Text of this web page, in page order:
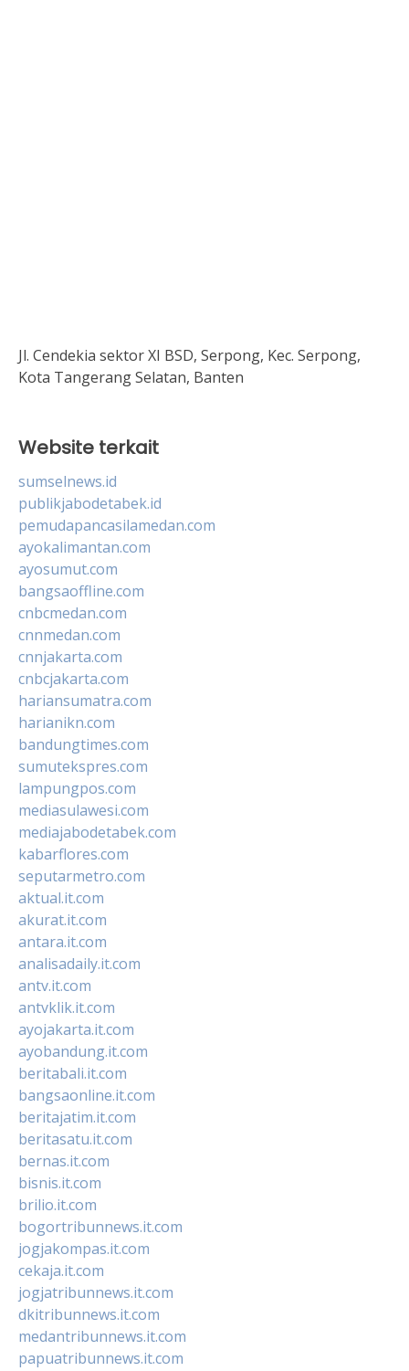
Jl. Cendekia sektor XI BSD, Serpong, Kec. Serpong,
Kota Tangerang Selatan, Banten
Website terkait
sumselnews.id
publikjabodetabek.id
pemudapancasilamedan.com
ayokalimantan.com
ayosumut.com
bangsaoffline.com
cnbcmedan.com
cnnmedan.com
cnnjakarta.com
cnbcjakarta.com
hariansumatra.com
harianikn.com
bandungtimes.com
sumutekspres.com
lampungpos.com
mediasulawesi.com
mediajabodetabek.com
kabarflores.com
seputarmetro.com
aktual.it.com
akurat.it.com
antara.it.com
analisadaily.it.com
antv.it.com
antvklik.it.com
ayojakarta.it.com
ayobandung.it.com
beritabali.it.com
bangsaonline.it.com
beritajatim.it.com
beritasatu.it.com
bernas.it.com
bisnis.it.com
brilio.it.com
bogortribunnews.it.com
jogjakompas.it.com
cekaja.it.com
jogjatribunnews.it.com
dkitribunnews.it.com
medantribunnews.it.com
papuatribunnews.it.com